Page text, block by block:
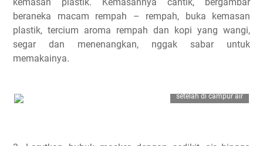
beraneka macam rempah – rempah, buka kemasan
plastik, tercium aroma rempah dan kopi yang wangi,
segar dan menenangkan, nggak sabar untuk
memakainya.
setelah di campur air